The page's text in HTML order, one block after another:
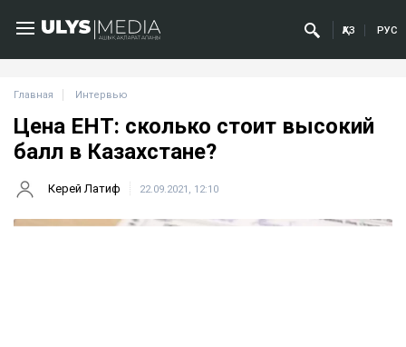
ҚАЗ РУС
Главная Интервью
Цена ЕНТ: сколько стоит высокий
балл в Казахстане?
Керей Латиф 22.09.2021, 12:10